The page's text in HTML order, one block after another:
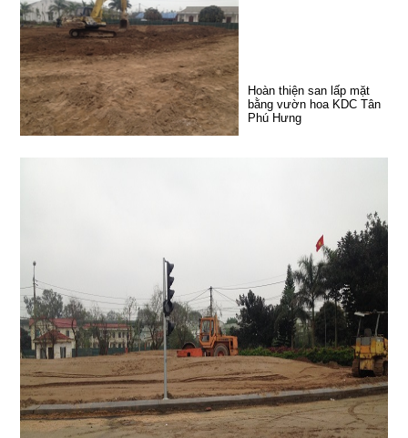
Hoàn thiện san lấp mặt
bằng vườn hoa KDC Tân
Phú Hưng